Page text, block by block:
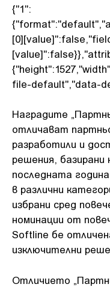
{"1":
file-default","data-
Наградите
отличават
разработили и
решения,
последната
в различни
избрани сред
номинации от
Softline бе
изключителни
Отличието